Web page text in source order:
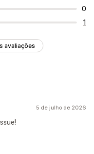
0
1
avaliações
5 de julho de 2026